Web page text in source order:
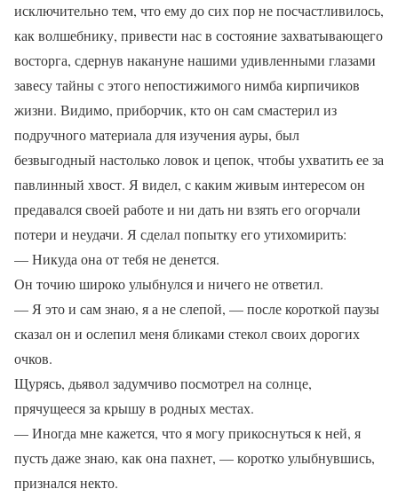
исключительно тем, что ему до сих пор не посчастливилось,
как волшебнику, привести нас в состояние захватывающего
восторга, сдернув накануне нашими удивленными глазами
завесу тайны с этого непостижимого нимба кирпичиков
жизни. Видимо, приборчик, кто он сам смастерил из
подручного материала для изучения ауры, был
безвыгодный настолько ловок и цепок, чтобы ухватить ее за
павлинный хвост. Я видел, с каким живым интересом он
предавался своей работе и ни дать ни взять его огорчали
потери и неудачи. Я сделал попытку его утихомирить:
— Никуда она от тебя не денется.
Он точию широко улыбнулся и ничего не ответил.
— Я это и сам знаю, я а не слепой, — после короткой паузы
сказал он и ослепил меня бликами стекол своих дорогих
очков.
Щурясь, дьявол задумчиво посмотрел на солнце,
прячущееся за крышу в родных местах.
— Иногда мне кажется, что я могу прикоснуться к ней, я
пусть даже знаю, как она пахнет, — коротко улыбнувшись,
признался некто.